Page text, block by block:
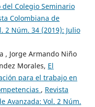
Colegio Seminario
Colombiana de
2 Núm. 34 (2019): Julio
, Jorge Armando Niño
Morales, El
para el trabajo en
, Revista
Avanzada: Vol. 2 Núm.